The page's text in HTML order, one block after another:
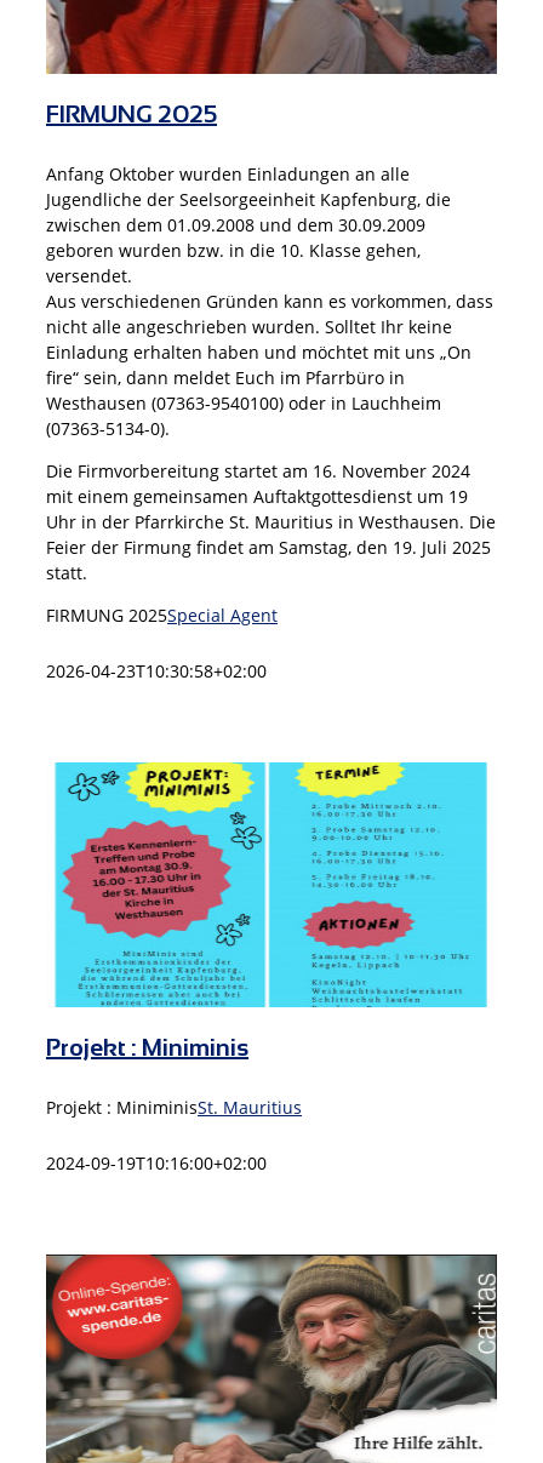
FIRMUNG 2025
Anfang Oktober wurden Einladungen an alle
Jugendliche der Seelsorgeeinheit Kapfenburg, die
zwischen dem 01.09.2008 und dem 30.09.2009
geboren wurden bzw. in die 10. Klasse gehen,
versendet.
Aus verschiedenen Gründen kann es vorkommen, dass
nicht alle angeschrieben wurden. Solltet Ihr keine
Einladung erhalten haben und möchtet mit uns „On
fire“ sein, dann meldet Euch im Pfarrbüro in
Westhausen (07363-9540100) oder in Lauchheim
(07363-5134-0).
Die Firmvorbereitung startet am 16. November 2024
mit einem gemeinsamen Auftaktgottesdienst um 19
Uhr in der Pfarrkirche St. Mauritius in Westhausen. Die
Feier der Firmung findet am Samstag, den 19. Juli 2025
statt.
FIRMUNG 2025Special Agent
2026-04-23T10:30:58+02:00
Projekt : Miniminis
Projekt : MiniminisSt. Mauritius
2024-09-19T10:16:00+02:00